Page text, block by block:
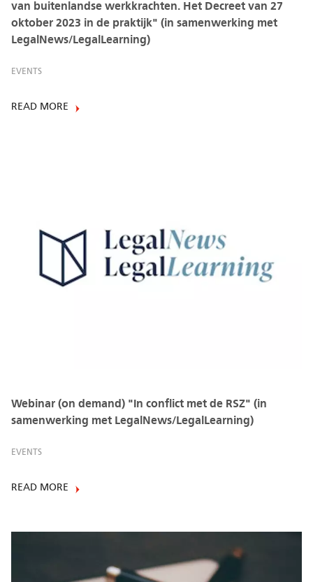
van buitenlandse werkkrachten. Het Decreet van 27
oktober 2023 in de praktijk" (in samenwerking met
LegalNews/LegalLearning)
EVENTS
READ MORE
Webinar (on demand) "In conflict met de RSZ" (in
samenwerking met LegalNews/LegalLearning)
EVENTS
READ MORE